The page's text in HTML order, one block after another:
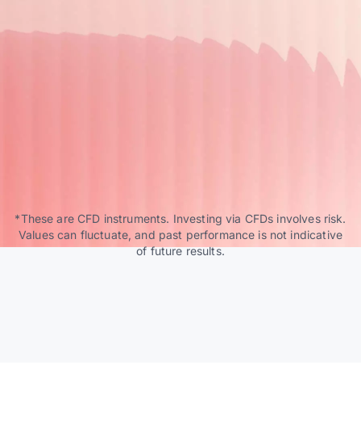
*These are CFD instruments. Investing via CFDs involves risk.
Values can fluctuate, and past performance is not indicative
of future results.